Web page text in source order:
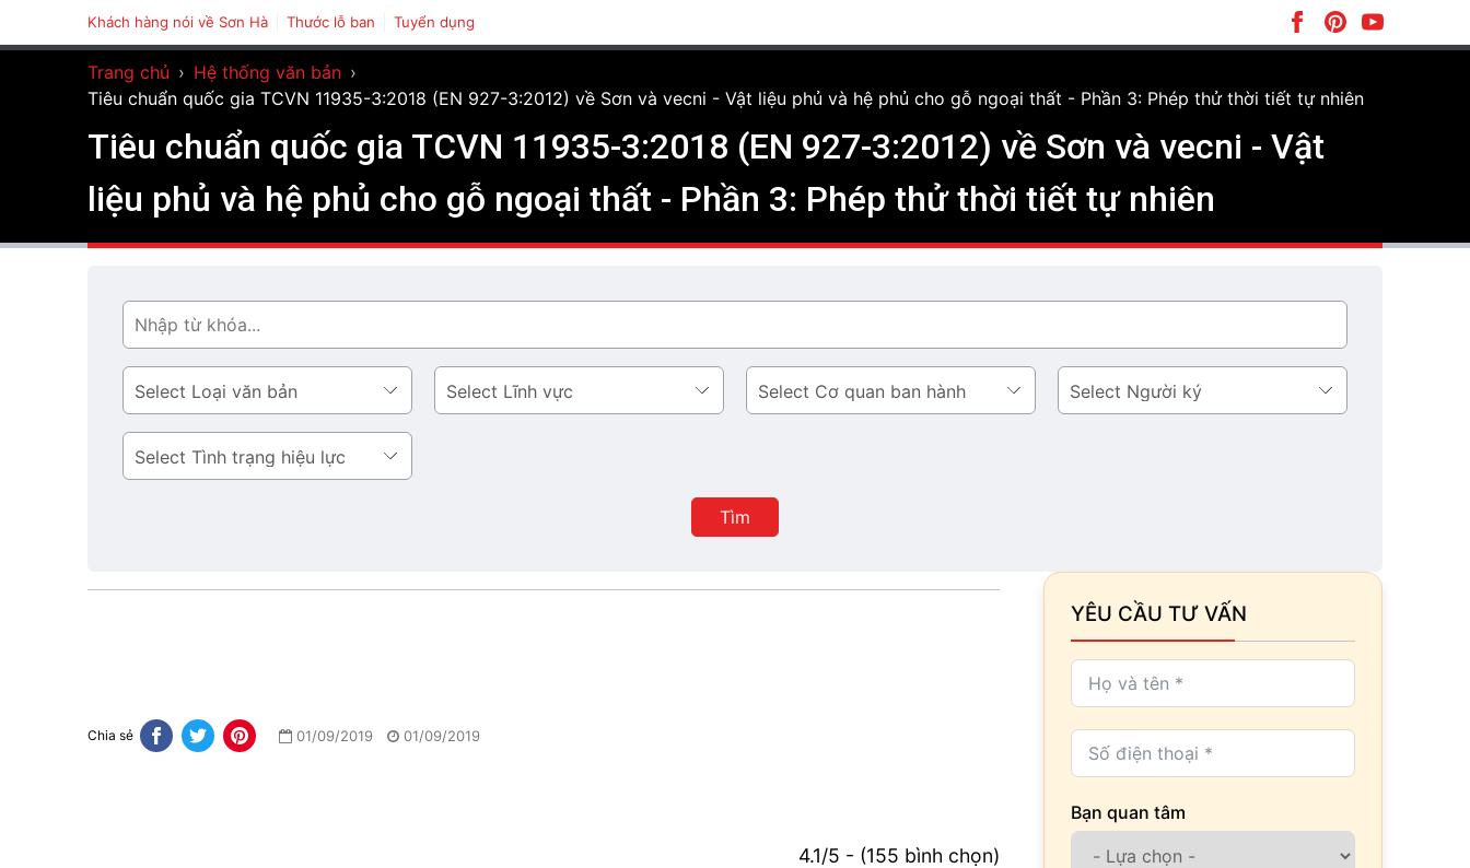
Khách hàng nói về Sơn Hà Thước lỗ ban Tuyển dụng
Trang chủ › Hệ thống văn bản ›
Tiêu chuẩn quốc gia TCVN 11935-3:2018 (EN 927-3:2012) về Sơn và vecni - Vật liệu phủ và hệ phủ cho gỗ ngoại thất - Phần 3: Phép thử thời tiết tự nhiên
Tiêu chuẩn quốc gia TCVN 11935-3:2018 (EN 927-3:2012) về Sơn và vecni - Vật
liệu phủ và hệ phủ cho gỗ ngoại thất - Phần 3: Phép thử thời tiết tự nhiên
Tìm
Loại
văn
bản
Lĩnh
vực
Cơ
quan
Người
ký
Tình
trạng
Tìm
Chia sẻ 01/09/2019 01/09/2019
4.1/5 - (155 bình chọn)
YÊU CẦU TƯ VẤN
Bạn quan tâm